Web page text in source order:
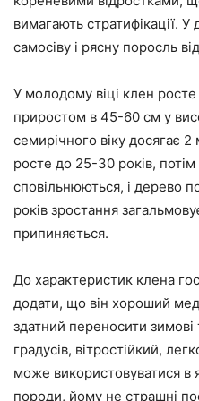
вимагають стратифікації. У
самосіву і рясну поросль
У молодому віці клен
приростом в 45-60 см у
семирічного віку досягає
росте до 25-30 років,
сповільнюються, і дерево
років зростання
припиняється.
До характеристик клена
додати, що він хороший
здатний переносити
градусів, вітростійкий,
може використовуватися
породи, йому не страшні